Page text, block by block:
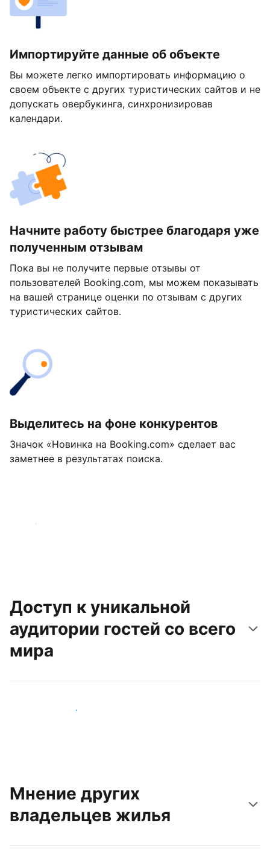
Импортируйте данные об объекте
Вы можете легко импортировать информацию о
своем объекте с других туристических сайтов и не
допускать овербукинга, синхронизировав
календари.
Начните работу быстрее благодаря уже
полученным отзывам
Пока вы не получите первые отзывы от
пользователей Booking.com, мы можем показывать
на вашей странице оценки по отзывам с других
туристических сайтов.
Выделитесь на фоне конкурентов
Значок «Новинка на Booking.com» сделает вас
заметнее в результатах поиска.
Начать
Доступ к уникальной
аудитории гостей со всего
мира
Привлечь новых гостей
Мнение других
владельцев жилья